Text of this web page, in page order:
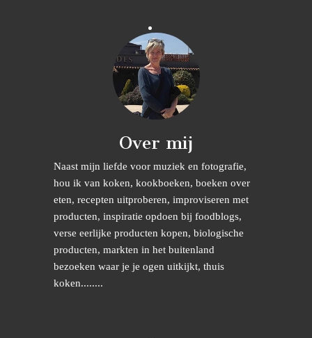
Over mij
Naast mijn liefde voor muziek en fotografie,
hou ik van koken, kookboeken, boeken over
eten, recepten uitproberen, improviseren met
producten, inspiratie opdoen bij foodblogs,
verse eerlijke producten kopen, biologische
producten, markten in het buitenland
bezoeken waar je je ogen uitkijkt, thuis
koken........